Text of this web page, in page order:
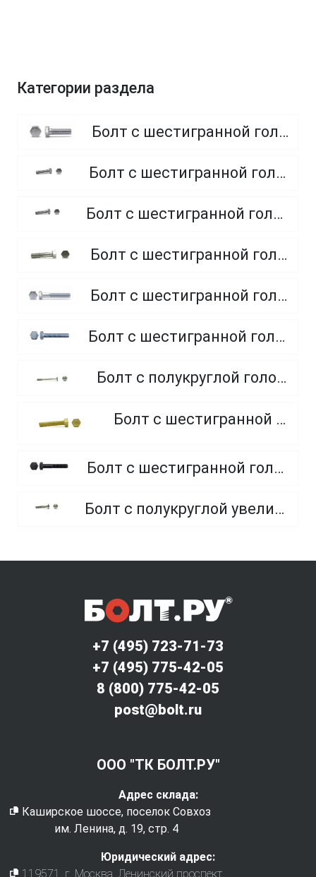
Категории раздела
Болт с шестигранной головкой, полная резьба, класс прочности 8.8
Болт с шестигранной головкой, полная резьба, класс прочности 4.8 и 5.8
Болт с шестигранной головкой, полная резьба, из нержавеющей стали A2 и A4
Болт с шестигранной головкой, неполная резьба, класс прочности 5.8
Болт с шестигранной головкой, неполная резьба, класс прочности 8.8
Болт с шестигранной головкой, полная резьба, класс прочности 10.9 и 12.9
Болт с полукруглой головкой и квадратным подголовником
Болт с шестигранной головкой, из латуни
Болт с шестигранной головкой, неполная резьба, класс прочности 10.9 и 12.9
Болт с полукруглой увеличенной головкой и усом класса точности C (мебельный)
+7 (495) 723-71-73
+7 (495) 775-42-05
8 (800) 775-42-05
post@bolt.ru
ООО "ТК БОЛТ.РУ"
Адрес склада:
Каширское шоссе, поселок Совхоз
им. Ленина, д. 19, стр. 4
Юридический адрес:
119571
, г. Москва Ленинский проспект,